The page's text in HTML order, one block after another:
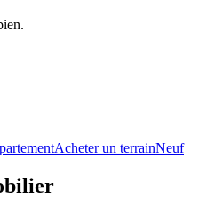
Acheter un terrainNeuf